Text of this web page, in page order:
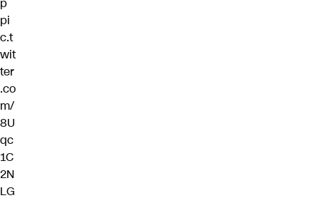
p
pi
c.t
wit
ter
.co
m/
8U
qc
1C
2N
LG